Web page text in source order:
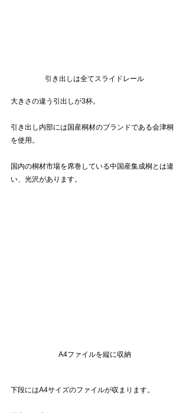
引き出しは全てスライドレール
大きさの違う引出しが3杯。
引き出し内部には国産桐材のブランドである会津桐
を使用。
国内の桐材市場を席巻している中国産集成桐とは違
い、光沢があります。
A4ファイルを縦に収納
下段にはA4サイズのファイルが収まります。